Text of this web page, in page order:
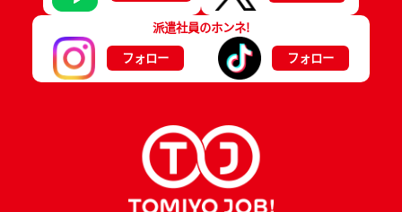
派遣社員のホンネ!
フォロー
フォロー